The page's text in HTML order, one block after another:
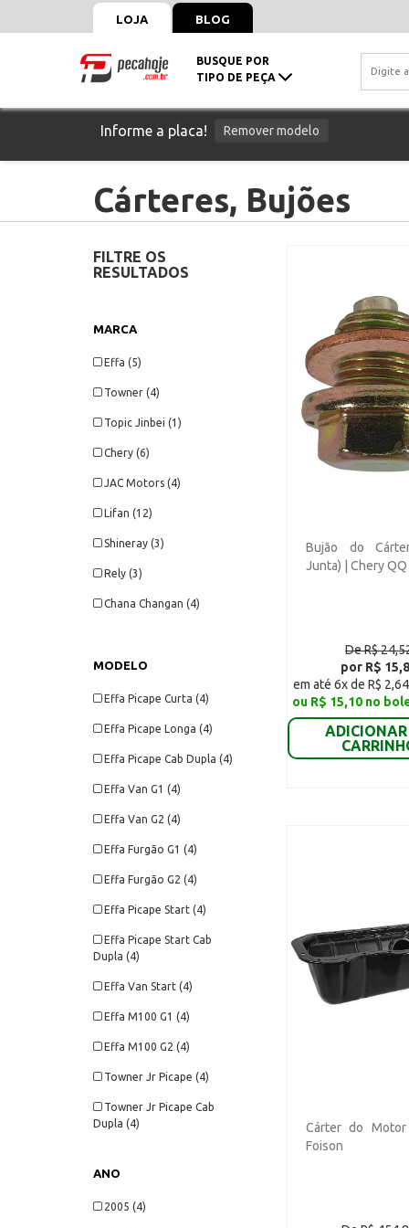
LOJA BLOG
BUSQUE POR
TIPO DE PEÇA
Informe a placa! Remover modelo
Cárteres, Bujões
FILTRE OS
RESULTADOS
MARCA
Effa (5)
Towner (4)
Topic Jinbei (1)
Chery (6)
JAC Motors (4)
Lifan (12)
Shineray (3)
Rely (3)
Chana Changan (4)
MODELO
Effa Picape Curta (4)
Effa Picape Longa (4)
Effa Picape Cab Dupla (4)
Effa Van G1 (4)
Effa Van G2 (4)
Effa Furgão G1 (4)
Effa Furgão G2 (4)
Effa Picape Start (4)
Effa Picape Start Cab
Dupla (4)
Effa Van Start (4)
Effa M100 G1 (4)
Effa M100 G2 (4)
Towner Jr Picape (4)
Towner Jr Picape Cab
Dupla (4)
Towner Van (4)
ANO
2005 (4)
Bujão do
Junta) | Chery QQ
De R$
por R$
em até 6x de R$
ou R$ 15,10 no
Cárter do
Foison